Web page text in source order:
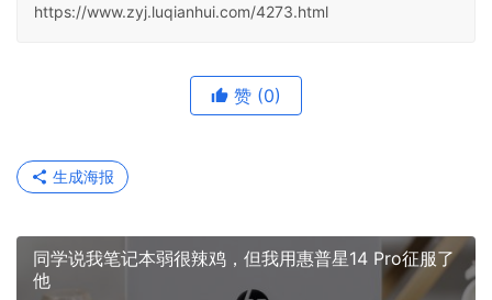
https://www.zyj.luqianhui.com/4273.html
赞 (0)
生成海报
同学说我笔记本弱很辣鸡，但我用惠普星14 Pro征服了
他